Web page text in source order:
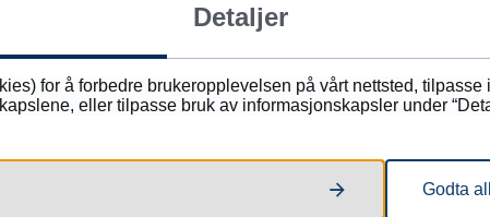
Detaljer
for å forbedre brukeropplevelsen på vårt nettsted,
eller tilpasse bruk av informasjonskapsler under
Godta